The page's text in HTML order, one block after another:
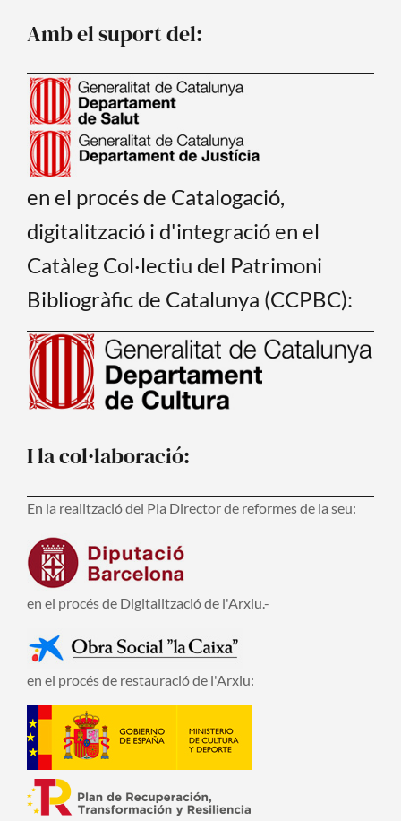
k
Amb el suport del:
en el procés de Catalogació,
digitalització i d'integració en el
Catàleg Col·lectiu del Patrimoni
Bibliogràfic de Catalunya (CCPBC):
I la col·laboració:
En la realització del Pla Director de reformes de la seu:
en el procés de Digitalització de l'Arxiu.-
en el procés de restauració de l'Arxiu: